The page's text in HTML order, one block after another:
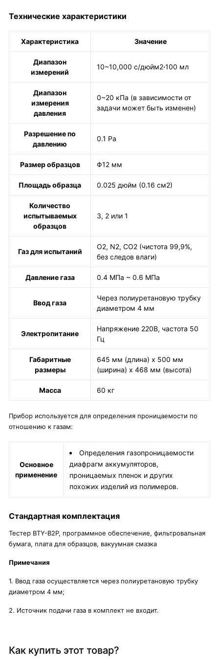
Технические характеристики
Характеристика Значение
Диапазон
измерений
10~10,000 с/дюйм2·100 мл
Диапазон
измерения
давления
0~20 кПа (в зависимости от
задачи может быть изменен)
Разрешение по
давлению
0.1 Pa
Размер образцов Φ12 мм
Площадь образца 0.025 дюйм (0.16 см2)
Количество
испытываемых
образцов
3, 2 или 1
Газ для испытаний
O2, N2, CO2 (чистота 99,9%,
без следов влаги)
Давление газа 0.4 МПа ~ 0.6 МПа
Ввод газа
Через полиуретановую трубку
диаметром 4 мм
Электропитание
Напряжение 220В, частота 50
Гц
Габаритные
размеры
645 мм (длина) x 500 мм
(ширина) x 468 мм (высота)
Масса 60 кг
Прибор используется для определения проницаемости по
отношению к газам:
Основное
применение
Определения газопроницаемости
диафрагм аккумуляторов,
проницаемых пленок и других
похожих изделий из полимеров.
Стандартная комплектация
Тестер BTY-B2P, программное обеспечение, фильтровальная
бумага, плата для образцов, вакуумная смазка
Примечания
1. Ввод газа осуществляется через полиуретановую трубку
диаметром 4 мм;
2. Источник подачи газа в комплект не входит.
Как купить этот товар?